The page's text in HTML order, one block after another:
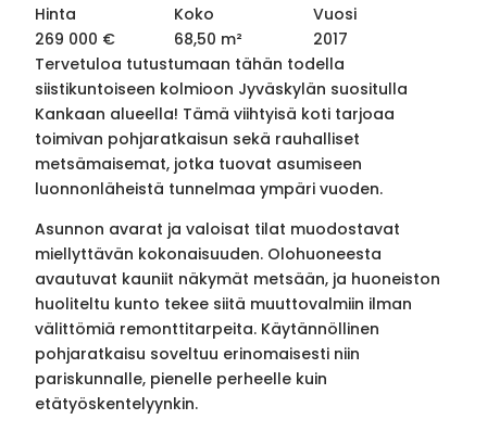
Hinta
269 000 €
Koko
68,50 m²
Vuosi
2017
Tervetuloa tutustumaan tähän todella
siistikuntoiseen kolmioon Jyväskylän suositulla
Kankaan alueella! Tämä viihtyisä koti tarjoaa
toimivan pohjaratkaisun sekä rauhalliset
metsämaisemat, jotka tuovat asumiseen
luonnonläheistä tunnelmaa ympäri vuoden.
Asunnon avarat ja valoisat tilat muodostavat
miellyttävän kokonaisuuden. Olohuoneesta
avautuvat kauniit näkymät metsään, ja huoneiston
huoliteltu kunto tekee siitä muuttovalmiin ilman
välittömiä remonttitarpeita. Käytännöllinen
pohjaratkaisu soveltuu erinomaisesti niin
pariskunnalle, pienelle perheelle kuin
etätyöskentelyynkin.